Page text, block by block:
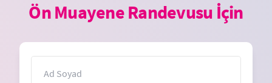
Ön Muayene Randevusu İçin